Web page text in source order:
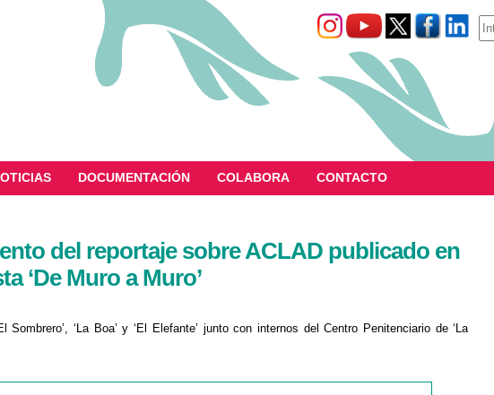
DOCUMENTACIÓN COLABORA CONTACTO
del reportaje sobre ACLAD publicado en
‘De Muro a Muro’
‘La Boa’ y ‘El Elefante’ junto con internos del Centro Penitenciario de ‘La